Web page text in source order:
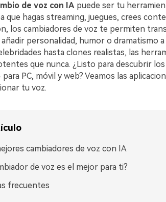
de voz con IApuede ser tu
que hagas streaming, juegues, crees
los cambiadores de voz te permiten
añadir personalidad, humor o dramatismo
hasta clones realistas, las
que nunca. ¿Listo para descubrir
para PC, móvil y web? Veamos las
tu voz.
cambiadores de voz con IA
de voz es el mejor para ti?
frecuentes